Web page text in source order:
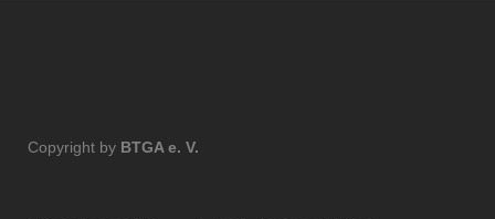
Copyright by BTGA e. V.